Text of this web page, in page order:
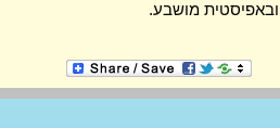
ובאפיסטית מושבע.